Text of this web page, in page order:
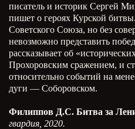
писатель и историк Сергей
пишет о героях Курской
Советского Союза, но без
невозможно представить
рассказывает об
Прохоровским сражением, и
относительно событий на
дуги — Соборовском.
Филиппов Д.С. Битва за
гвардия, 2020.